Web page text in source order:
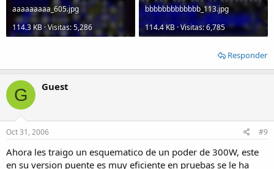
aaaaaaaaa_605.jpg
114.3 KB · Visitas: 5,286
bbbbbbbbbbbbb_113.jpg
114.4 KB · Visitas: 6,785
Responder
G Guest
Oct 31, 2006 #9
Ahora les traigo un esquematico de un poder de 300W, este
en su version puente es muy eficiente en pruebas se le ha